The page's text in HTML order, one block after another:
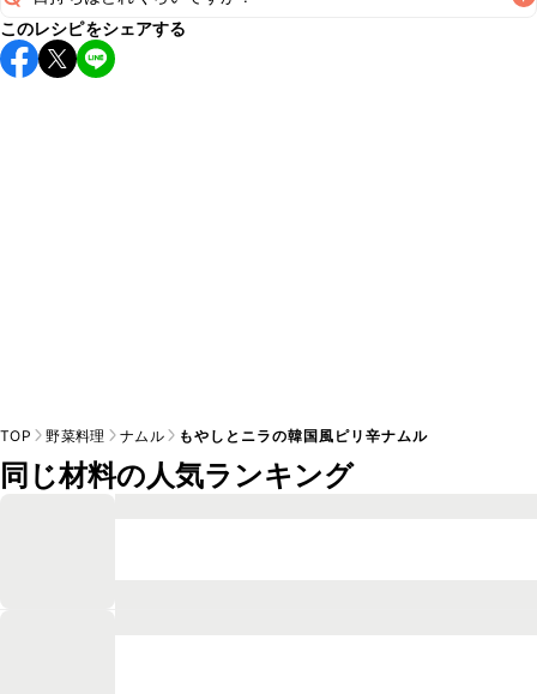
保存期間は冷蔵で翌日中が目安です。なるべくお早めにお召
し上がりください。
このレシピをシェアする
TOP 野菜料理 ナムル もやしとニラの韓国風ピリ辛ナムル
同じ材料の人気ランキング